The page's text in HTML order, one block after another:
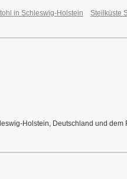
Steilküste
Holstein, Deutschland und